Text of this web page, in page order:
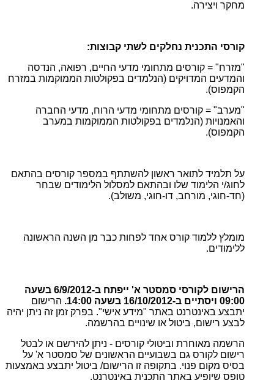
מחקר ויצירה.
קורסי התכנית נחלקים לשתי קבוצות:
"מזרח" = קורסים מתחומי מדעי החיים, רפואה, הנדסה
והמדעים המדויקים (הנלמדים בפקולטות הממוקמות במזרח
הקמפוס).
"מערב" = קורסים מתחומי מדעי הרוח, מדעי החברה
והאמנויות (הנלמדים בפקולטות הממוקמות במערב
הקמפוס).
על תלמיד לתואר ראשון להשתתף במספר קורסים בהתאם
לחוג/י הלימוד שלו ובהתאם למסלול הלימודים שבחר
(חד-חוגי, מורחב, דו-חוגי, משולב).
מומלץ ללמוד קורס אחד לפחות כבר מן השנה הראשונה
ללימודים.
הרישום לקורסי סמסטר א' ייפתח ב-6/9/2012 בשעה
09:00 ויסתיים ב-16/10/2012 בשעה 14:00.
הרישום
יתבצע באינטרנט באתר "מידע אישי". בפרק זמן זה ניתן יהיה
לבצע רישום, ביטול או שינויים בהרשמה.
הרשמה מאוחרת וביטולי קורסים - ניתן להירשם או לבטל
רישום לקורס גם בשבועיים הראשונים של סמסטר א' על
בסיס מקום פנוי. בתקופה זו הרישום/ ביטול יתבצע באמצעות
טופס שיופיע באתר התכנית באינטרנט.